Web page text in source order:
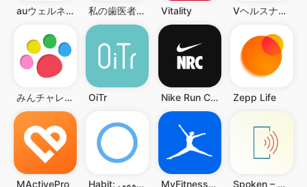
auウェルネス-ヘルスケア＆歩くとコイン(ポイント)がたまる 私の歯医者さん Vitality Vヘルスナビ-歩いて歩数をVポイントに-歩く移動・歩くポイ活
みんチャレ-目標達成アプリ ダイエットも禁煙も継続して習慣化 OiTr Nike Run Club - Running Coach Zepp Life
MActivePro Habit: تعقب الروتين اليومي MyFitnessPal: Calorie Counter Spoken – Tap to Talk AAC